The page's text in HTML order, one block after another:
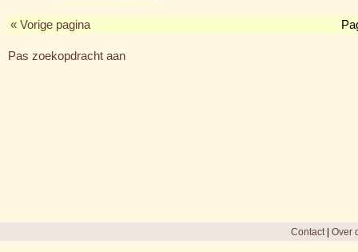
« Vorige pagina
Pas zoekopdracht aan
Contact| Over